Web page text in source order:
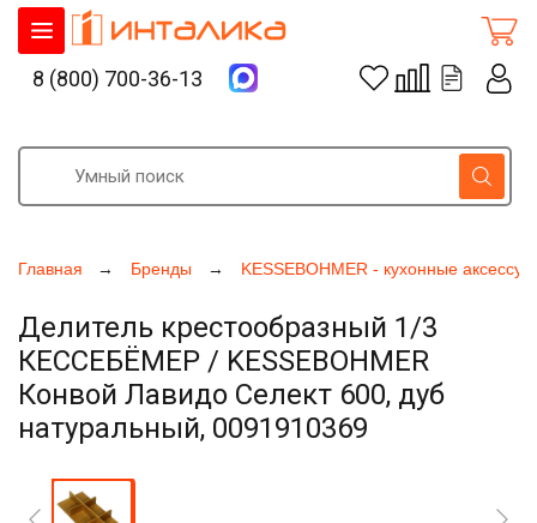
Главная Бренды KESSEBOHMER - кухонные
Делитель крестообразный 1/3
КЕССЕБЁМЕР / KESSEBOHMER
Конвой Лавидо Селект 600, дуб
натуральный, 0091910369
8 (800) 700-36-13